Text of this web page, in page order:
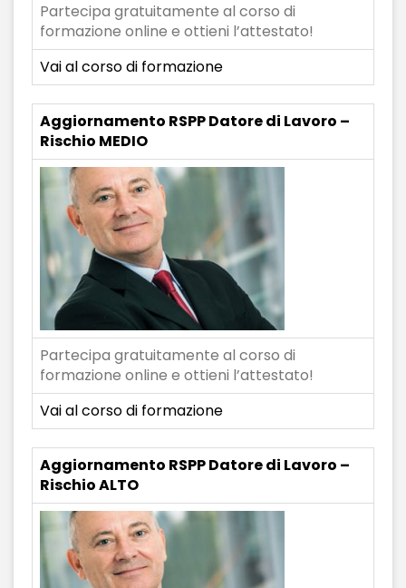
Partecipa gratuitamente al corso di
formazione online e ottieni l’attestato!
Vai al corso di formazione
Aggiornamento RSPP Datore di Lavoro –
Rischio MEDIO
Partecipa gratuitamente al corso di
formazione online e ottieni l’attestato!
Vai al corso di formazione
Aggiornamento RSPP Datore di Lavoro –
Rischio ALTO